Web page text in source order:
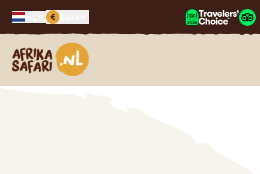
€
Afrika safari